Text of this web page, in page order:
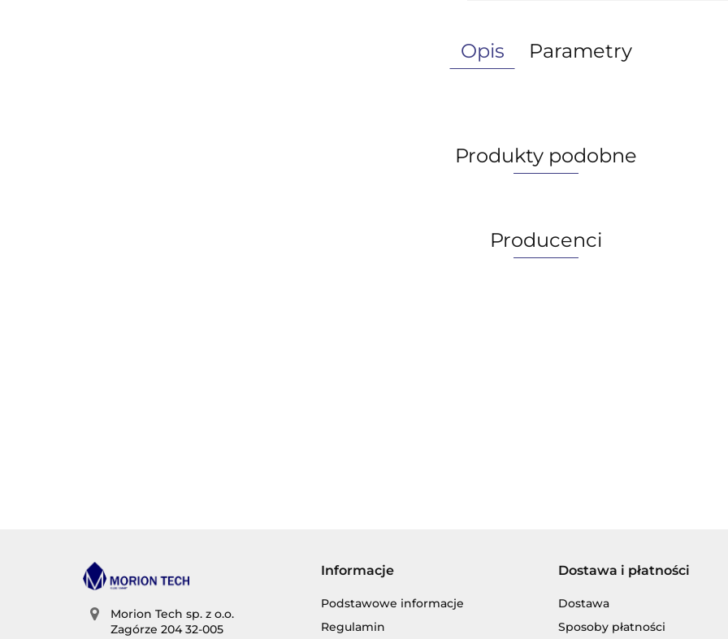
Opis Parametry
Produkty podobne
Producenci
BLASER
Morion Tech sp. z o.o.
Zagórze 204 32-005
Informacje
Podstawowe informacje
Regulamin
Dostawa i płatności
Dostawa
Sposoby płatności